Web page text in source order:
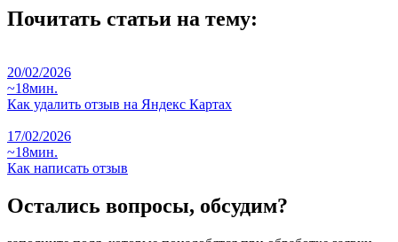
Почитать статьи на тему:
20/02/2026
~18мин.
Как удалить отзыв на Яндекс Картах
17/02/2026
~18мин.
Как написать отзыв
Остались вопросы, обсудим?